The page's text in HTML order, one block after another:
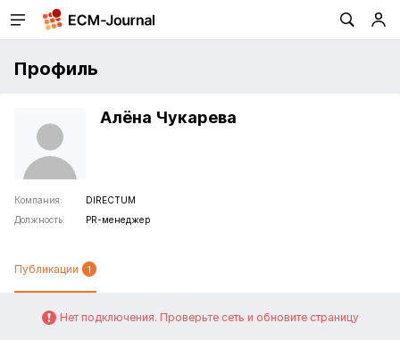
Профиль
Алёна Чукарева
Компания:
DIRECTUM
Должность:
PR-менеджер
Публикации 1
Нет подключения. Проверьте сеть и обновите страницу